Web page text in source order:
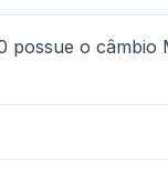
possue o câmbio